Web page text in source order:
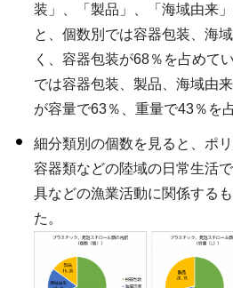
装」、「製品」、「海域由来
と、個数別では容器包装、海
く、容器包装が68％を占めて
では容器包装、製品、海域由
が容量で63％、重量で43％を
細分類別の個数を見ると、ポ
容器類などの陸域の日常生活
具などの漁業活動に関係する
た。